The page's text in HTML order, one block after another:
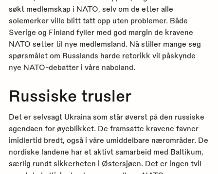
søkt medlemskap i NATO, selv om de etter alle
solemerker ville blitt tatt opp uten problemer. Både
Sverige og Finland fyller med god margin de kravene
NATO setter til nye medlemsland. Nå stiller mange seg
spørsmålet om Russlands harde retorikk vil påskynde
nye NATO-debatter i våre naboland.
Russiske trusler
Det er selvsagt Ukraina som står øverst på den russiske
agendaen for øyeblikket. De framsatte kravene favner
imidlertid bredt, også i våre umiddelbare nærområder. De
nordiske landene har et aktivt samarbeid med Baltikum,
særlig rundt sikkerheten i Østersjøen. Det er ingen tvil